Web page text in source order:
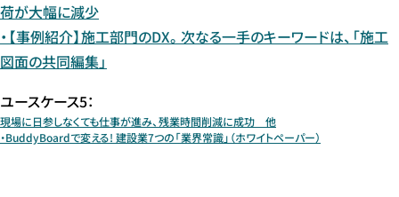
荷が大幅に減少
・【事例紹介】施工部門のDX。次なる一手のキーワードは、「施工
図面の共同編集」
ユースケース5：
現場に日参しなくても仕事が進み、残業時間削減に成功 他
・BuddyBoardで変える! 建設業7つの「業界常識」（ホワイトペーパー）